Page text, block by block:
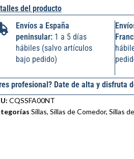
del producto
Envíos a España
peninsular:1 a 5 días
hábiles (salvo artículos
bajo pedido)
profesional? Date de alta y disfruta
CQSSFA00NT
Sillas, Sillas de Comedor, Sillas